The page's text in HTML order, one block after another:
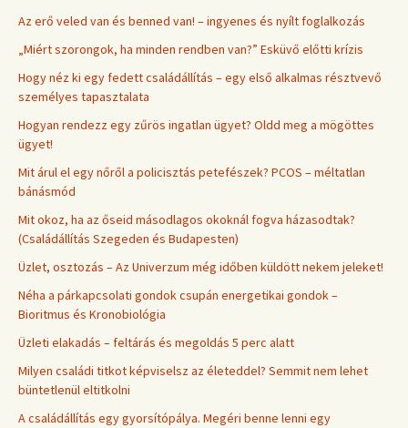
Az erő veled van és benned van! – ingyenes és nyílt foglalkozás
„Miért szorongok, ha minden rendben van?” Esküvő előtti krízis
Hogy néz ki egy fedett családállítás – egy első alkalmas résztvevő
személyes tapasztalata
Hogyan rendezz egy zűrös ingatlan ügyet? Oldd meg a mögöttes
ügyet!
Mit árul el egy nőről a policisztás petefészek? PCOS – méltatlan
bánásmód
Mit okoz, ha az őseid másodlagos okoknál fogva házasodtak?
(Családállítás Szegeden és Budapesten)
Üzlet, osztozás – Az Univerzum még időben küldött nekem jeleket!
Néha a párkapcsolati gondok csupán energetikai gondok –
Bioritmus és Kronobiológia
Üzleti elakadás – feltárás és megoldás 5 perc alatt
Milyen családi titkot képviselsz az életeddel? Semmit nem lehet
büntetlenül eltitkolni
A családállítás egy gyorsítópálya. Megéri benne lenni egy